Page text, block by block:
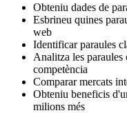
Obteniu dades de
Esbrineu quines
web
Identificar paraules
Analitza les paraules
competència
Comparar mercats
Obteniu beneficis
milions més